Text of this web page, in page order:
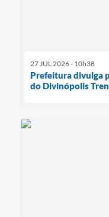
27 JUL 2026 - 10h38
Prefeitura divulga
do Divinópolis